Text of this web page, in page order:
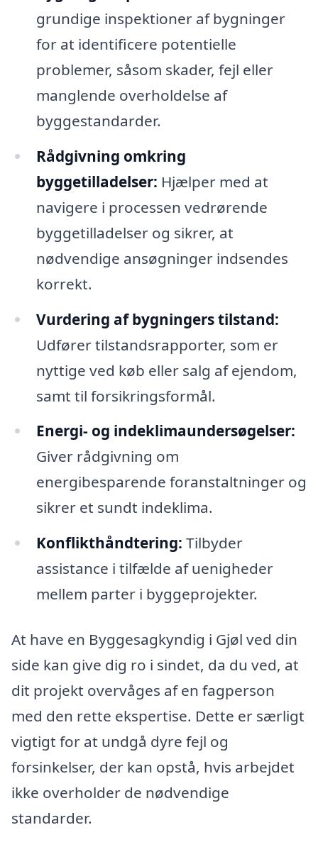
grundige inspektioner af bygninger
for at identificere potentielle
problemer, såsom skader, fejl eller
manglende overholdelse af
byggestandarder.
Rådgivning omkring
byggetilladelser: Hjælper med at
navigere i processen vedrørende
byggetilladelser og sikrer, at
nødvendige ansøgninger indsendes
korrekt.
Vurdering af bygningers tilstand:
Udfører tilstandsrapporter, som er
nyttige ved køb eller salg af ejendom,
samt til forsikringsformål.
Energi- og indeklimaundersøgelser:
Giver rådgivning om
energibesparende foranstaltninger og
sikrer et sundt indeklima.
Konflikthåndtering: Tilbyder
assistance i tilfælde af uenigheder
mellem parter i byggeprojekter.
At have en Byggesagkyndig i Gjøl ved din
side kan give dig ro i sindet, da du ved, at
dit projekt overvåges af en fagperson
med den rette ekspertise. Dette er særligt
vigtigt for at undgå dyre fejl og
forsinkelser, der kan opstå, hvis arbejdet
ikke overholder de nødvendige
standarder.